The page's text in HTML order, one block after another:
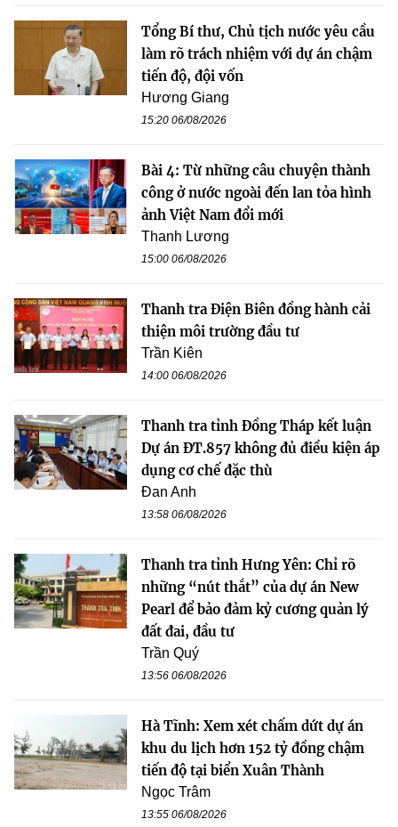
Tổng Bí thư, Chủ tịch nước yêu cầu
làm rõ trách nhiệm với dự án chậm
tiến độ, đội vốn
Hương Giang
15:20 06/08/2026
Bài 4: Từ những câu chuyện thành
công ở nước ngoài đến lan tỏa hình
ảnh Việt Nam đổi mới
Thanh Lương
15:00 06/08/2026
Thanh tra Điện Biên đồng hành cải
thiện môi trường đầu tư
Trần Kiên
14:00 06/08/2026
Thanh tra tỉnh Đồng Tháp kết luận
Dự án ĐT.857 không đủ điều kiện áp
dụng cơ chế đặc thù
Đan Anh
13:58 06/08/2026
Thanh tra tỉnh Hưng Yên: Chỉ rõ
những “nút thắt” của dự án New
Pearl để bảo đảm kỷ cương quản lý
đất đai, đầu tư
Trần Quý
13:56 06/08/2026
Hà Tĩnh: Xem xét chấm dứt dự án
khu du lịch hơn 152 tỷ đồng chậm
tiến độ tại biển Xuân Thành
Ngọc Trâm
13:55 06/08/2026